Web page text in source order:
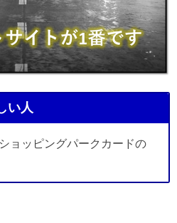
い人
ョッピングパークカードの